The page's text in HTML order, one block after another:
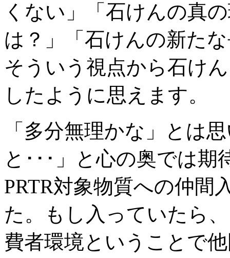
くない」「石けんの真
は？」「石けんの新た
そういう視点から石け
したように思えます。
「多分無理かな」とは
と･･･」と心の奥では
PRTR対象物質への仲間
た。もし入っていたら
費者環境ということで